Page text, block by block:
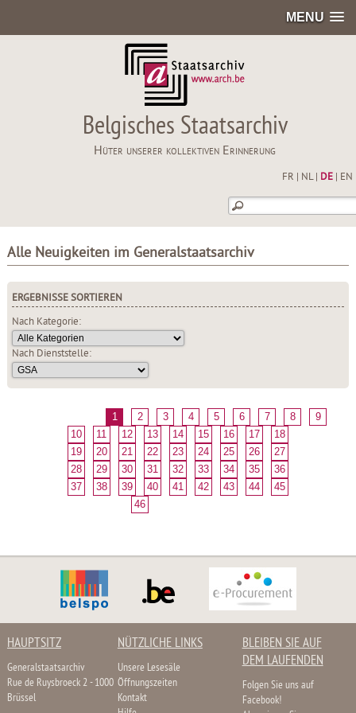
MENU
Belgisches Staatsarchiv
Hüter unserer kollektiven Erinnerung
FR NL| DE| EN
Alle Neuigkeiten im Generalstaatsarchiv
ERGEBNISSE SORTIEREN
Nach Kategorie:
Nach Dienststelle:
1 2 3 4 5 6 7 8
9
10
11 12 13 14 15 16 17
18
19
20 21 22 23 24 25 26
27
28
29 30 31 32 33 34 35
36
37
38 39 40 41 42 43 44
45
46
HAUPTSITZ
Generalstaatsarchiv
Rue de Ruysbroeck 2 - 1000
Brüssel
NÜTZLICHE LINKS
Unsere Lesesäle
Öffnungszeiten
Kontakt
BLEIBEN SIE AUF
DEM LAUFENDEN
Folgen Sie uns auf
Facebook!